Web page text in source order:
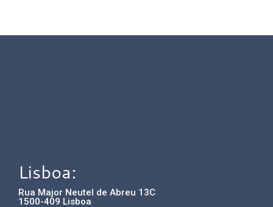
Lisboa:
Rua Major Neutel de Abreu 13C
1500-409 Lisboa